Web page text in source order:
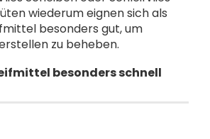
wiederum eignen sich als
besonders gut, um
zu beheben.
besonders schnell